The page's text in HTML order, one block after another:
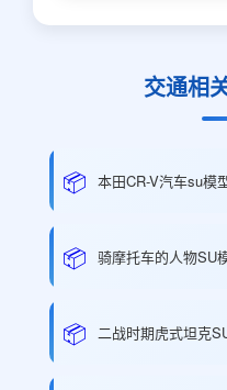
交通相
📦 本田CR-V汽车su模
📦 骑摩托车的人物SU
📦 二战时期虎式坦克